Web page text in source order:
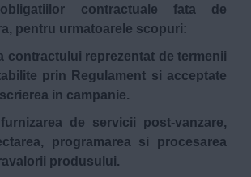
contractuale fata de
pentru urmatoarele scopuri:
reprezentat de termenii
prin Regulament si acceptate
in campanie.
de servicii post-vanzare,
programarea si procesarea
produsului.